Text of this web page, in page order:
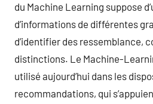
du Machine Learning suppose
d’informations de différentes
d’identifier des ressemblance,
distinctions. Le Machine-
utilisé aujourd’hui dans les
recommandations, qui